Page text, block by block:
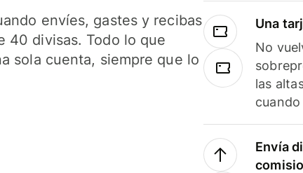
envíes, gastes y recibas
40 divisas. Todo lo que
sola cuenta, siempre que lo
Una
No
las
Envía